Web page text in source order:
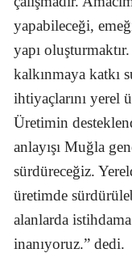
yapabileceği,
yapı
kalkınmaya katkı
ihtiyaçlarını yerel
Üretimin
anlayışı Muğla
sürdüreceğiz.
üretimde
alanlarda
inanıyoruz.” dedi.